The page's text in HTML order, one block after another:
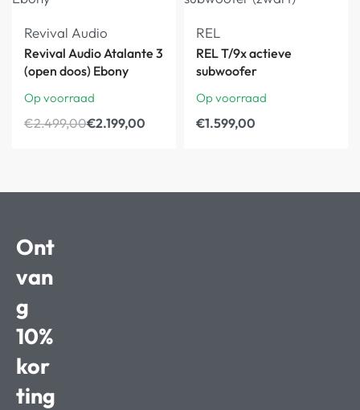
Revival Audio
Revival Audio Atalante 3
(open doos) Ebony
Op voorraad
€2.499,00€2.199,00
REL
REL T/9x actieve
subwoofer
Op voorraad
€1.599,00
Ont
van
g
10%
kor
ting